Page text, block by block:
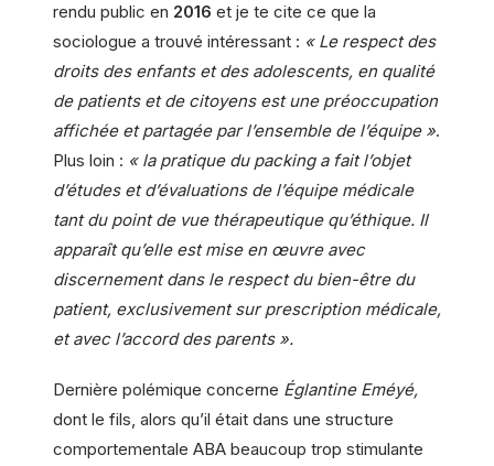
rendu public en 2016 et je te cite ce que la
sociologue a trouvé intéressant : « Le respect des
droits des enfants et des adolescents, en qualité
de patients et de citoyens est une préoccupation
affichée et partagée par l’ensemble de l’équipe ».
Plus loin : « la pratique du packing a fait l’objet
d’études et d’évaluations de l’équipe médicale
tant du point de vue thérapeutique qu’éthique. Il
apparaît qu’elle est mise en œuvre avec
discernement dans le respect du bien-être du
patient, exclusivement sur prescription médicale,
et avec l’accord des parents ».
Dernière polémique concerne Églantine Eméyé,
dont le fils, alors qu’il était dans une structure
comportementale ABA beaucoup trop stimulante